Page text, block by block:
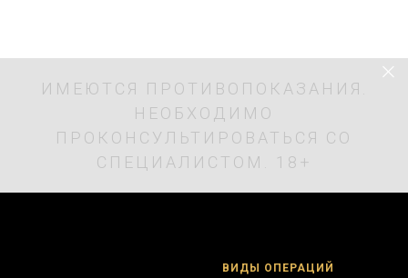
ИМЕЮТСЯ ПРОТИВОПОКАЗАНИЯ.
НЕОБХОДИМО
ПРОКОНСУЛЬТИРОВАТЬСЯ СО
СПЕЦИАЛИСТОМ. 18+
ВИДЫ ОПЕРАЦИЙ